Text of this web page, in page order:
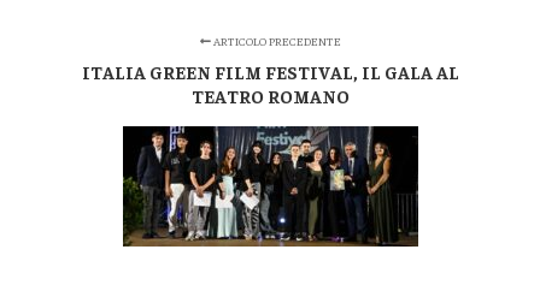
ARTICOLO PRECEDENTE
ITALIA GREEN FILM FESTIVAL, IL GALA AL
TEATRO ROMANO